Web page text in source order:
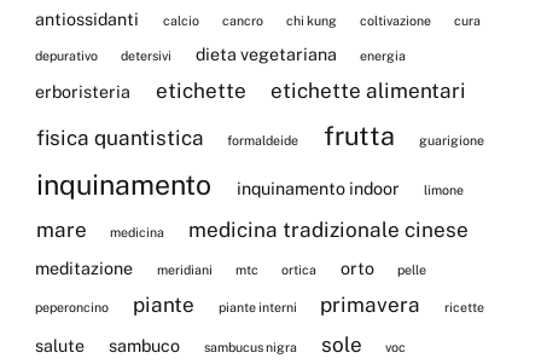
antiossidanti calcio cancro chi kung coltivazione cura
depurativo detersivi dieta vegetariana energia
erboristeria etichette
etichette alimentari
fisica quantistica
formaldeide frutta guarigione
inquinamento inquinamento indoor limone
mare medicina medicina tradizionale cinese
meditazione meridiani mtc ortica orto pelle
peperoncino piante piante interni primavera ricette
salute sambuco sambucus nigra sole voc